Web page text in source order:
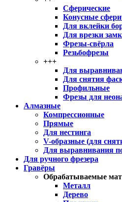
Сферические
Конусные
Для вклейки
Для врезки
Фрезы-свёрла
Резьбофрезы
+++
Для
Для снятия
Профильные
Фрезы для
Алмазные
Компрессионные
Прямые
Для нестинга
V-образные (для
Для выравнивания
Для ручного фрезера
Гравёры
Обрабатываемые
Металл
Дерево